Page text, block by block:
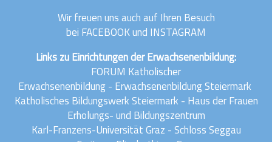
Wir freuen uns auch auf Ihren Besuch
bei FACEBOOKund INSTAGRAM
Links zu Einrichtungen der Erwachsenenbildung:
FORUM Katholischer
Erwachsenenbildung- Erwachsenenbildung Steiermark
Katholisches Bildungswerk Steiermark - Haus der Frauen
Erholungs- und Bildungszentrum
Karl-Franzens-Universität Graz -Schloss Seggau